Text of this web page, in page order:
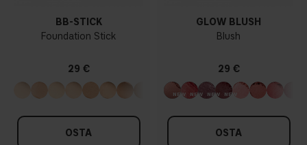
BB-STICK
Foundation Stick
29 €
OSTA
GLOW BLUSH
Blush
29 €
OSTA